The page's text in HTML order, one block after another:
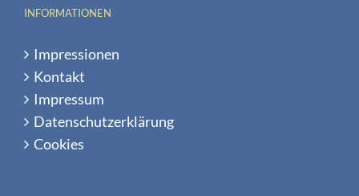
INFORMATIONEN
Impressionen
Kontakt
Impressum
Datenschutzerklärung
Cookies